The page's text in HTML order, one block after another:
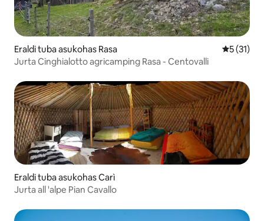
Eraldi tuba asukohas Rasa
5 (31)
Jurta Cinghialotto agricamping Rasa - Centovalli
Eraldi tuba asukohas Carì
Jurta all 'alpe Pian Cavallo